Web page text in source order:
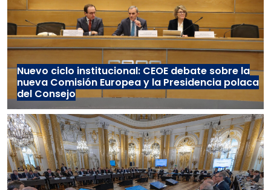
Nuevo ciclo institucional: CEOE debate sobre la
nueva Comisión Europea y la Presidencia polaca
del Consejo